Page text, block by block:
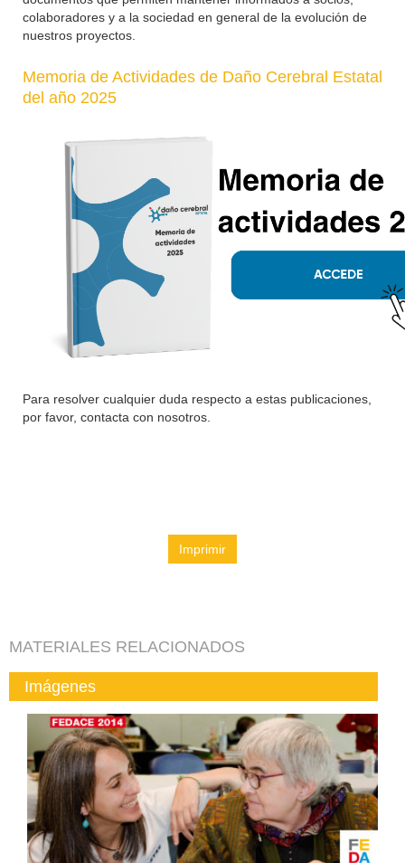
colaboradores y a la sociedad en general de la evolución de
nuestros proyectos.
Memoria de Actividades de Daño Cerebral Estatal
del año 2025
Para resolver cualquier duda respecto a estas publicaciones,
por favor, contacta con nosotros.
Imprimir
MATERIALES RELACIONADOS
Imágenes